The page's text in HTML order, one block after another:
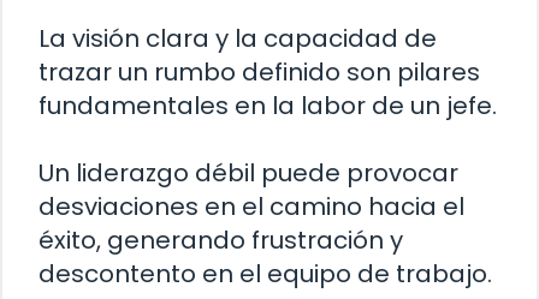
La visión clara y la capacidad de
trazar un rumbo definido son pilares
fundamentales en la labor de un jefe.
Un liderazgo débil puede provocar
desviaciones en el camino hacia el
éxito, generando frustración y
descontento en el equipo de trabajo.